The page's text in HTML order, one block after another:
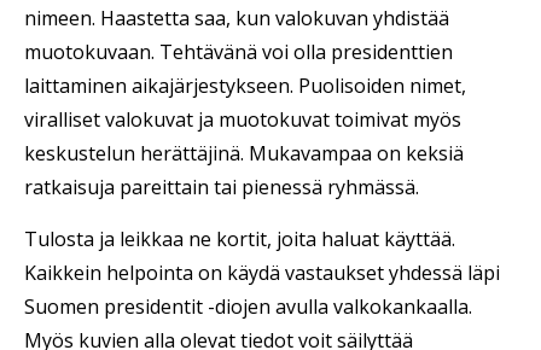
nimeen. Haastetta saa, kun valokuvan yhdistää
muotokuvaan. Tehtävänä voi olla presidenttien
laittaminen aikajärjestykseen. Puolisoiden nimet,
viralliset valokuvat ja muotokuvat toimivat myös
keskustelun herättäjinä. Mukavampaa on keksiä
ratkaisuja pareittain tai pienessä ryhmässä.
Tulosta ja leikkaa ne kortit, joita haluat käyttää.
Kaikkein helpointa on käydä vastaukset yhdessä läpi
Suomen presidentit -diojen avulla valkokankaalla.
Myös kuvien alla olevat tiedot voit säilyttää